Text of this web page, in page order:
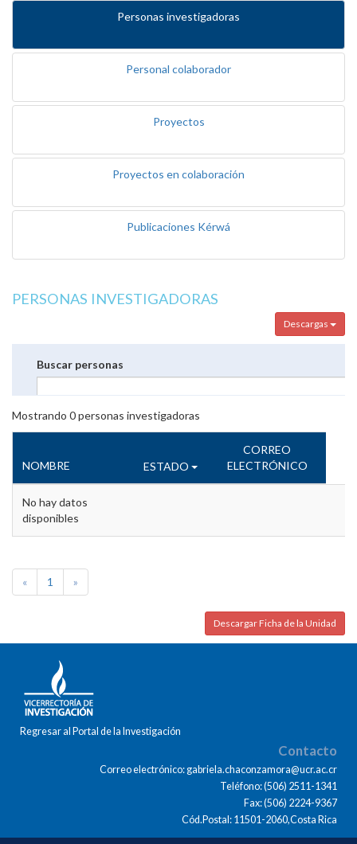
Personas investigadoras
Personal colaborador
Proyectos
Proyectos en colaboración
Publicaciones Kérwá
PERSONAS INVESTIGADORAS
Descargas
Buscar personas
Mostrando 0personas investigadoras
NOMBRE ESTADO
CORREO
ELECTRÓNICO
No hay datos
disponibles
« 1 »
Descargar Ficha de la Unidad
Regresar al Portal de la Investigación
Contacto
Correo electrónico: gabriela.chaconzamora@ucr.ac.cr
Teléfono: (506) 2511-1341
Fax: (506) 2224-9367
Cód.Postal: 11501-2060,Costa Rica